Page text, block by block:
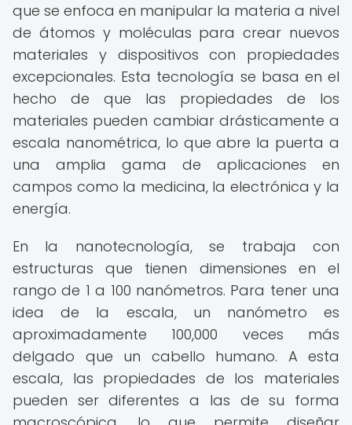
que se enfoca en manipular la materia a nivel
de átomos y moléculas para crear nuevos
materiales y dispositivos con propiedades
excepcionales. Esta tecnología se basa en el
hecho de que las propiedades de los
materiales pueden cambiar drásticamente a
escala nanométrica, lo que abre la puerta a
una amplia gama de aplicaciones en
campos como la medicina, la electrónica y la
energía.
En la nanotecnología, se trabaja con
estructuras que tienen dimensiones en el
rango de 1 a 100 nanómetros. Para tener una
idea de la escala, un nanómetro es
aproximadamente 100,000 veces más
delgado que un cabello humano. A esta
escala, las propiedades de los materiales
pueden ser diferentes a las de su forma